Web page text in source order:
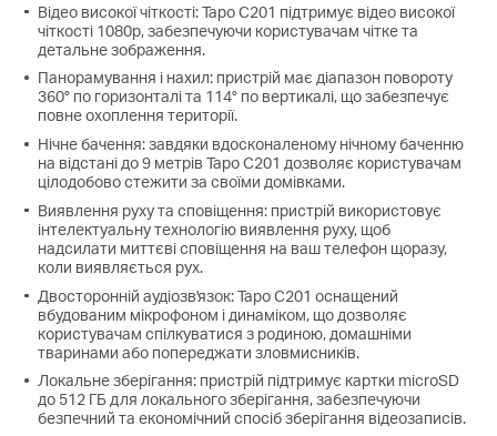
Відео високої чіткості: Tapo C201 підтримує відео високої
чіткості 1080p, забезпечуючи користувачам чітке та
детальне зображення.
Панорамування і нахил: пристрій має діапазон повороту
360° по горизонталі та 114° по вертикалі, що забезпечує
повне охоплення території.
Нічне бачення: завдяки вдосконаленому нічному баченню
на відстані до 9 метрів Tapo C201 дозволяє користувачам
цілодобово стежити за своїми домівками.
Виявлення руху та сповіщення: пристрій використовує
інтелектуальну технологію виявлення руху, щоб
надсилати миттєві сповіщення на ваш телефон щоразу,
коли виявляється рух.
Двосторонній аудіозв'язок: Tapo C201 оснащений
вбудованим мікрофоном і динаміком, що дозволяє
користувачам спілкуватися з родиною, домашніми
тваринами або попереджати зловмисників.
Локальне зберігання: пристрій підтримує картки microSD
до 512 ГБ для локального зберігання, забезпечуючи
безпечний та економічний спосіб зберігання відеозаписів.